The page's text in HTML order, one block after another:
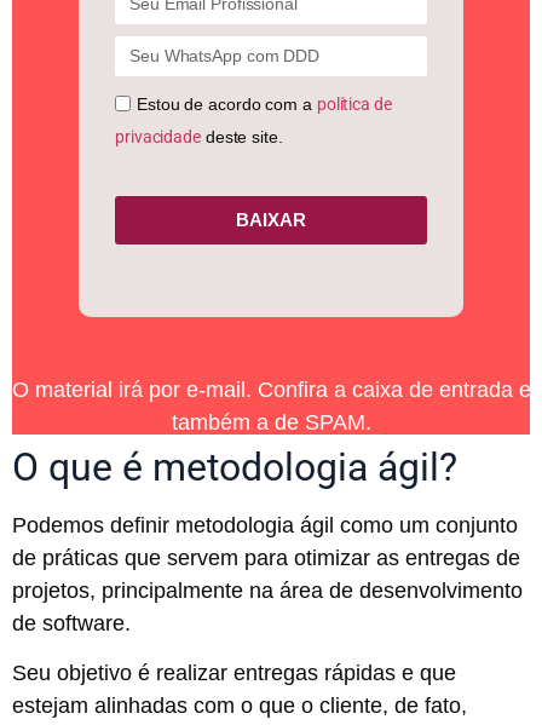
Estou de acordo com a política de
privacidadedeste site.
BAIXAR
O material irá por e-mail. Confira a caixa de entrada e
também a de SPAM.
O que é metodologia ágil?
Podemos definir metodologia ágil como um conjunto
de práticas que servem para otimizar as entregas de
projetos, principalmente na área de desenvolvimento
de software.
Seu objetivo é realizar entregas rápidas e que
estejam alinhadas com o que o cliente, de fato,